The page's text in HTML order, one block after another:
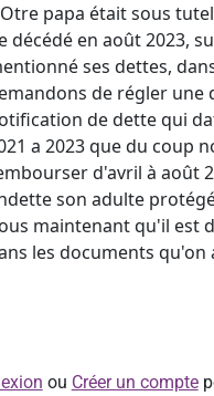
papa était sous
décédé en août 2023,
ses dettes,
de régler une
de dette qui
a 2023 que du coup
d'avril à août
son adulte
maintenant qu'il est
les documents qu'on
ou Créer un compte